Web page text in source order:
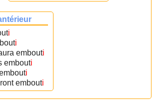
i
i
embouti
embouti
i
embouti